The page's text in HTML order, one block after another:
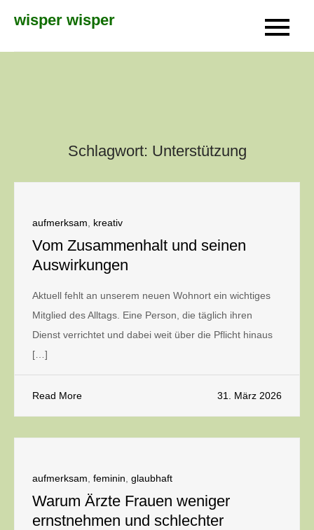
wisper wisper
Schlagwort: Unterstützung
aufmerksam kreativ
Vom Zusammenhalt und seinen
Auswirkungen
Aktuell fehlt an unserem neuen Wohnort ein wichtiges
Mitglied des Alltags. Eine Person, die täglich ihren
Dienst verrichtet und dabei weit über die Pflicht hinaus
[…]
Read More 31. März 2026
aufmerksam feminin glaubhaft
Warum Ärzte Frauen weniger
ernstnehmen und schlechter